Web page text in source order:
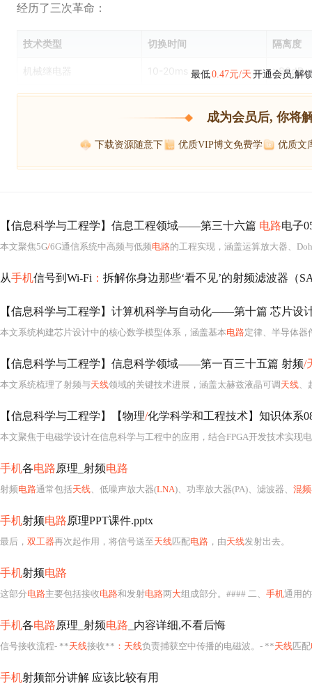
经历了三次革命：
技术类型 切换时间 隔离度
机械继电器 10-20ms >80dB
最低0.47元/天 开通会员,解
成为会员后, 你将
下载资源随意下 优质VIP博文免费学 优质文
【信息科学与工程学】信息工程领域——第三十六篇 电路电子
本文聚焦5G/6G通信系统中高频与低频电路的工程实现，涵盖运算放大器、Doherty功放、锁相环、噪声分析、
从手机信号到Wi-Fi ： 拆解你身边那些‘看不见’的射频滤波器（
【信息科学与工程学】计算机科学与自动化——第十篇 芯片设
本文系统构建芯片设计中的核心数学模型体系，涵盖基本电路定律、半导体器
【信息科学与工程学】信息科学领域——第一百三十五篇 射频/
本文系统梳理了射频与天线领域的关键技术进展，涵盖太赫兹液晶可调 天线、超宽
【信息科学与工程学】【物理/化学科学和工程技术】知识体系
手机各电路原理_射频电路
射频电路通常包括天线、低噪声放大器(LNA)、功率放大器(PA)、滤波器、 混
手机射频电路原理PPT课件.pptx
最后， 双工器再次起作用，将信号送至天线匹配电路 ，由天线发射出去。
手机射频电路
这部分电路主要包括接收电路和发射电路两大组成部分。#### 二、 手机通用的
手机各电路原理_射频电路 _内容详细,不看后悔
信号接收流程- **天线接收** ：天线负责捕获空中传播的电磁波。- **天线匹配
手机射频部分讲解 应该比较有用